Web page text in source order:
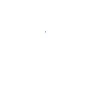
Mulakan hari ini